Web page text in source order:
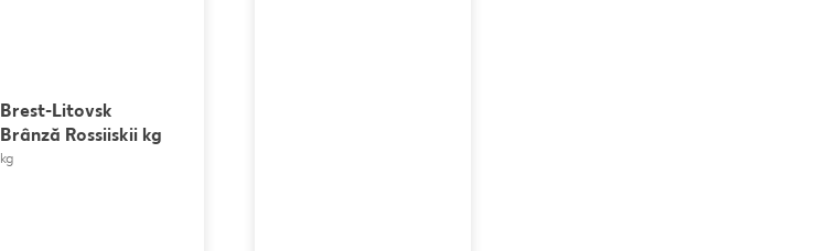
Brest-Litovsk
Brânză Rossiiskii kg
kg